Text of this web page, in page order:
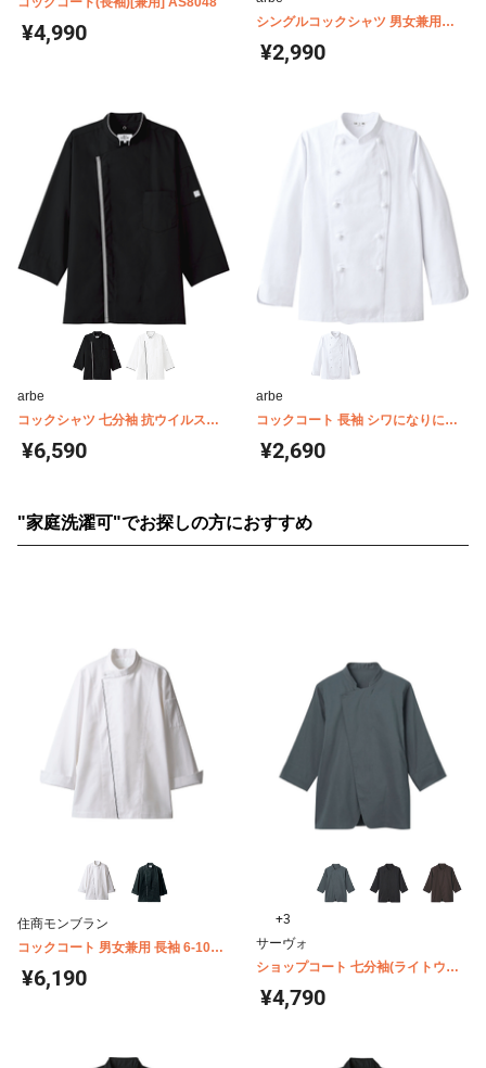
¥4,990
シングルコックシャツ 男女兼用
¥2,990
arbe
コックシャツ 七分袖 抗ウイルス
¥6,590
arbe
コックコート 長袖 シワになりにく
¥2,690
"家庭洗濯可"でお探しの方におすすめ
住商モンブラン
コックコート 男女兼用 長袖 6-1051-
¥6,190
+3
サーヴォ
ショップコート 七分袖(ライトウィ
¥4,790